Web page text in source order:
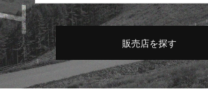
販売店を探す